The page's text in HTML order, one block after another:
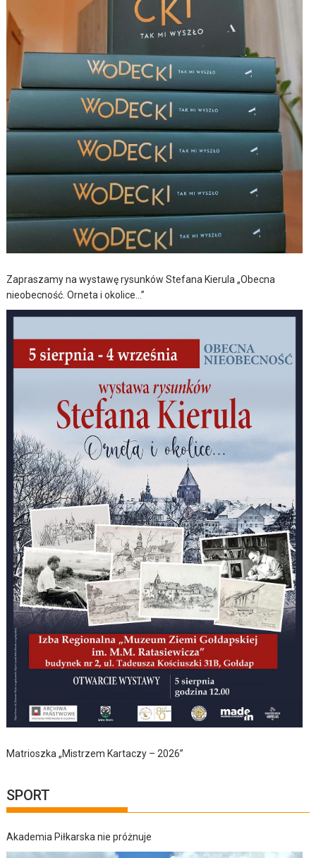
Zapraszamy na wystawę rysunków Stefana Kierula „Obecna
nieobecność. Orneta i okolice…”
Matrioszka „Mistrzem Kartaczy – 2026”
SPORT
Akademia Piłkarska nie próżnuje